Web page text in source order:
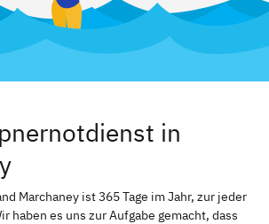
in
Marchaney ist 365 Tage im Jahr, zur jeder
haben es uns zur Aufgabe gemacht, dass